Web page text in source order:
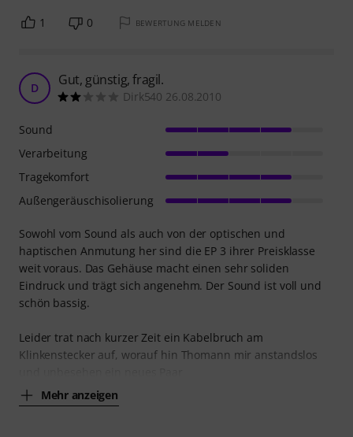
angeschafft und bin voll auf zufrieden. Mein Bassound
kommt in die Kopfhörer, ich habe keinen zusätzlichen
Bassverstärker in den Probensituation. Wir proben teilweise
akustisches Set.
Die Kopfhörer bieten mir einen Klang, mit dem ich gut
proben kann,
Mehr anzeigen
Tragekomfort
1 0 BEWERTUNG MELDEN
D Gut, günstig, fragil.